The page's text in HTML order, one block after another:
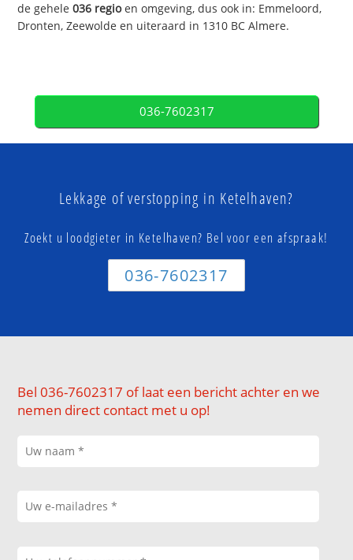
de gehele036 regioen omgeving, dus ook in: Emmeloord,
Dronten, Zeewolde en uiteraard in 1310 BC Almere.
036-7602317
Lekkage of verstopping in Ketelhaven?
Zoekt u loodgieter in Ketelhaven? Bel voor een afspraak!
036-7602317
Bel 036-7602317 of laat een bericht achter en we
nemen direct contact met u op!